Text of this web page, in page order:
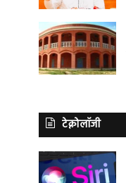
टेक्नोलॉजी